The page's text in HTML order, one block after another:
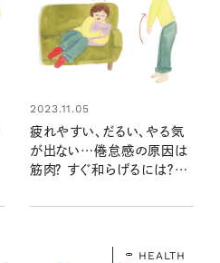
2023.11.05
疲れやすい、だるい、やる気
が出ない…倦怠感の原因は
筋肉？ すぐ和らげるには？
え方】
HEALTH